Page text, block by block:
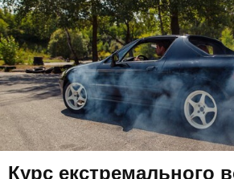
Курс екстремального